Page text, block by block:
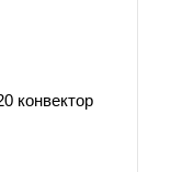
конвектор